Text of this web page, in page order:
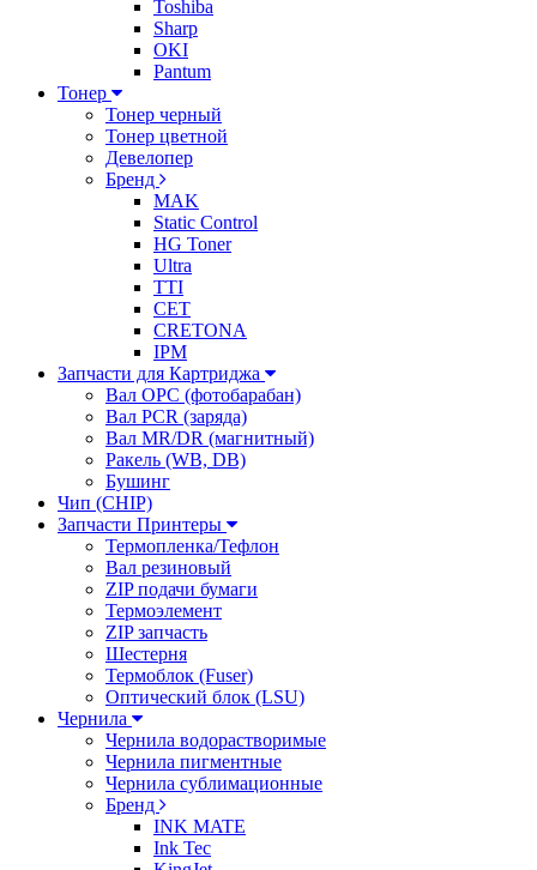
Toshiba
Sharp
OKI
Pantum
Тонер
Тонер черный
Тонер цветной
Девелопер
Бренд
MAK
Static Control
HG Toner
Ultra
TTI
CET
CRETONA
IPM
Запчасти для Картриджа
Вал OPC (фотобарабан)
Вал PCR (заряда)
Вал MR/DR (магнитный)
Ракель (WB, DB)
Бушинг
Чип (CHIP)
Запчасти Принтеры
Термопленка/Тефлон
Вал резиновый
ZIP подачи бумаги
Термоэлемент
ZIP запчасть
Шестерня
Термоблок (Fuser)
Оптический блок (LSU)
Чернила
Чернила водорастворимые
Чернила пигментные
Чернила сублимационные
Бренд
INK MATE
Ink Tec